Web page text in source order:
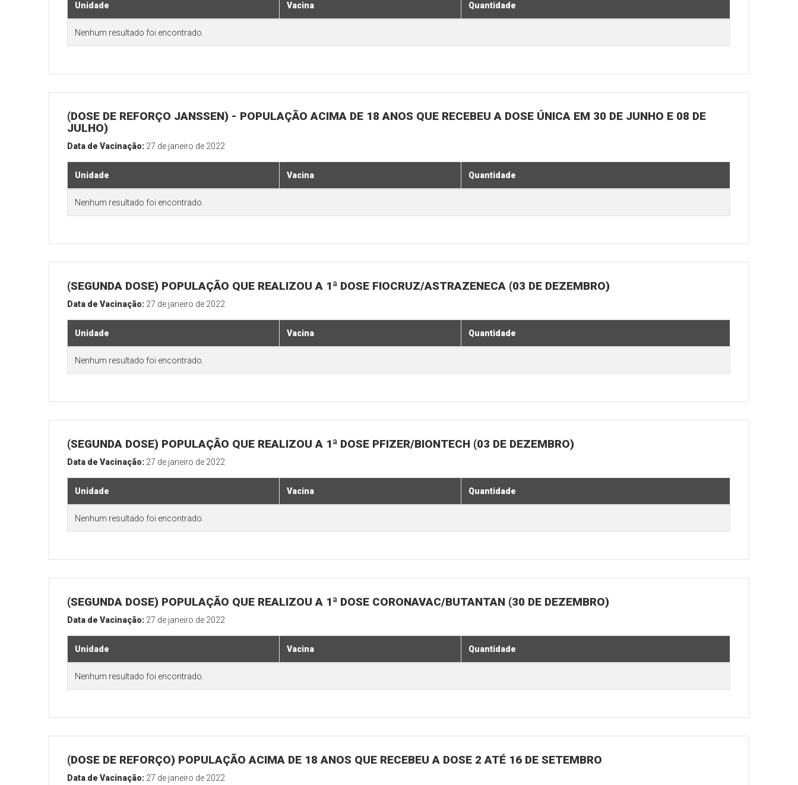
Unidade Vacina Quantidade
Nenhum resultado foi encontrado.
(DOSE DE REFORÇO JANSSEN) - POPULAÇÃO ACIMA DE 18 ANOS QUE RECEBEU A DOSE ÚNICA EM 30 DE JUNHO E 08 DE
JULHO)
Data de Vacinação: 27 de janeiro de 2022
Unidade Vacina Quantidade
Nenhum resultado foi encontrado.
(SEGUNDA DOSE) POPULAÇÃO QUE REALIZOU A 1ª DOSE FIOCRUZ/ASTRAZENECA (03 DE DEZEMBRO)
Data de Vacinação: 27 de janeiro de 2022
Unidade Vacina Quantidade
Nenhum resultado foi encontrado.
(SEGUNDA DOSE) POPULAÇÃO QUE REALIZOU A 1ª DOSE PFIZER/BIONTECH (03 DE DEZEMBRO)
Data de Vacinação: 27 de janeiro de 2022
Unidade Vacina Quantidade
Nenhum resultado foi encontrado.
(SEGUNDA DOSE) POPULAÇÃO QUE REALIZOU A 1ª DOSE CORONAVAC/BUTANTAN (30 DE DEZEMBRO)
Data de Vacinação: 27 de janeiro de 2022
Unidade Vacina Quantidade
Nenhum resultado foi encontrado.
(DOSE DE REFORÇO) POPULAÇÃO ACIMA DE 18 ANOS QUE RECEBEU A DOSE 2 ATÉ 16 DE SETEMBRO
Data de Vacinação: 27 de janeiro de 2022